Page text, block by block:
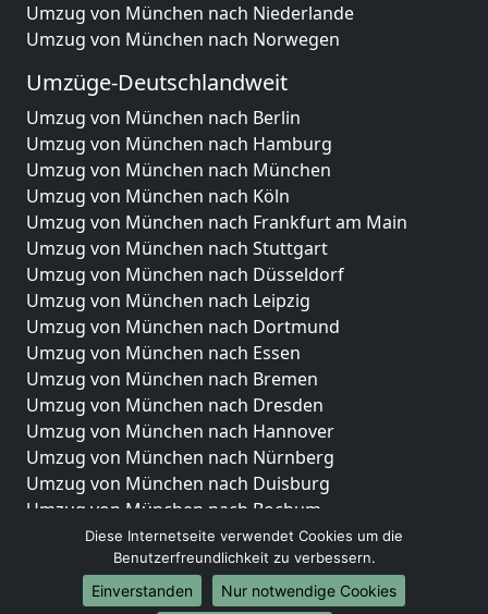
Umzug von München nach Niederlande
Umzug von München nach Norwegen
Umzüge-Deutschlandweit
Umzug von München nach Berlin
Umzug von München nach Hamburg
Umzug von München nach München
Umzug von München nach Köln
Umzug von München nach Frankfurt am Main
Umzug von München nach Stuttgart
Umzug von München nach Düsseldorf
Umzug von München nach Leipzig
Umzug von München nach Dortmund
Umzug von München nach Essen
Umzug von München nach Bremen
Umzug von München nach Dresden
Umzug von München nach Hannover
Umzug von München nach Nürnberg
Umzug von München nach Duisburg
Umzug von München nach Bochum
Umzug von München nach Wuppertal
Umzug von München nach Bielefeld
Umzug von München nach Bonn
Diese Internetseite verwendet Cookies um die
Benutzerfreundlichkeit zu verbessern.
Einverstanden
Nur notwendige Cookies